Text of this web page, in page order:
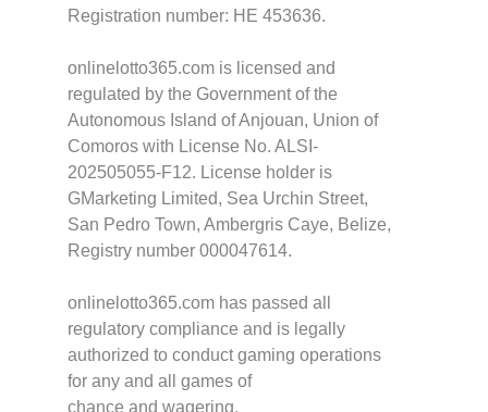
Registration number: HE 453636.
onlinelotto365.com is licensed and
regulated by the Government of the
Autonomous Island of Anjouan, Union of
Comoros with License No. ALSI-
202505055-F12. License holder is
GMarketing Limited, Sea Urchin Street,
San Pedro Town, Ambergris Caye, Belize,
Registry number 000047614.
onlinelotto365.com has passed all
regulatory compliance and is legally
authorized to conduct gaming operations
for any and all games of
chance and wagering.